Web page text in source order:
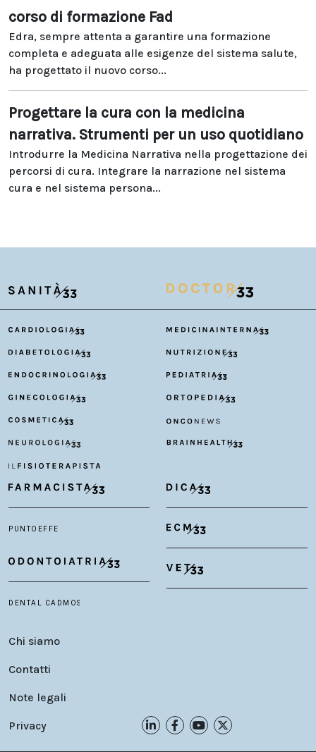
corso di formazione Fad
Edra, sempre attenta a garantire una formazione
completa e adeguata alle esigenze del sistema salute,
ha progettato il nuovo corso...
Progettare la cura con la medicina
narrativa. Strumenti per un uso quotidiano
Introdurre la Medicina Narrativa nella progettazione dei
percorsi di cura. Integrare la narrazione nel sistema
cura e nel sistema persona...
Chi siamo
Contatti
Note legali
Privacy